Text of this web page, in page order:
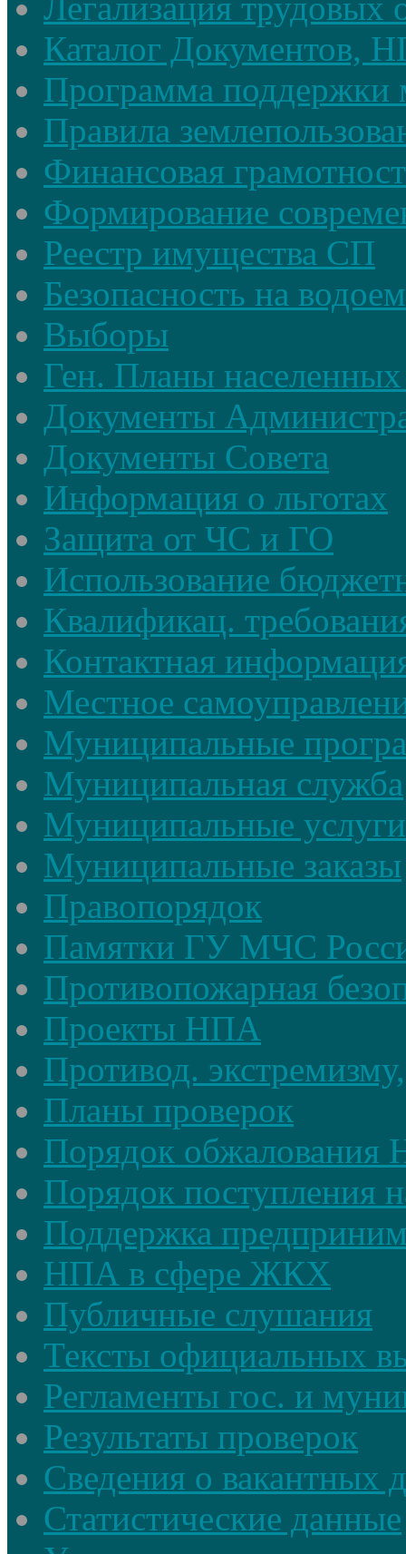
Легализация трудовых
Каталог Документов,
Программа поддержки
Правила
Финансовая
Формирование
Реестр имущества СП
Безопасность на
Выборы
Ген. Планы
Документы
Документы Совета
Информация о льготах
Защита от ЧС и ГО
Использование
Квалификац.
Контактная
Местное
Муниципальные
Муниципальная служба
Муниципальные услуги
Муниципальные заказы
Правопорядок
Памятки ГУ МЧС
Противопожарная
Проекты НПА
Противод.
Планы проверок
Порядок
Порядок поступления
Поддержка
НПА в сфере ЖКХ
Публичные слушания
Тексты официальных
Регламенты гос. и
Результаты проверок
Сведения о вакантных
Статистические данные